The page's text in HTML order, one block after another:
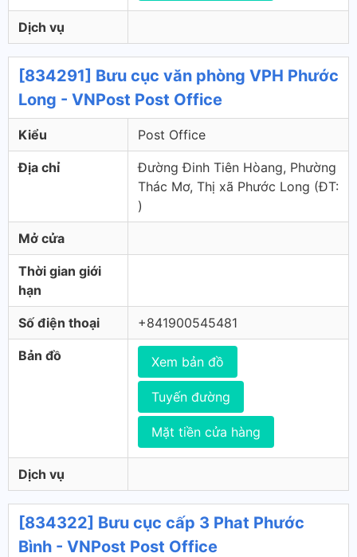
Dịch vụ
[834291] Bưu cục văn phòng VPH Phước
Long - VNPost Post Office
Kiểu Post Office
Địa chỉ
Đường Đinh Tiên Hòang, Phường
Thác Mơ, Thị xã Phước Long (ÐT:
)
Mở cửa
Thời gian giới
hạn
Số điện thoại +841900545481
Bản đồ Xem bản đồ
Tuyến đường
Mặt tiền cửa hàng
Dịch vụ
[834322] Bưu cục cấp 3 Phat Phước
Bình - VNPost Post Office